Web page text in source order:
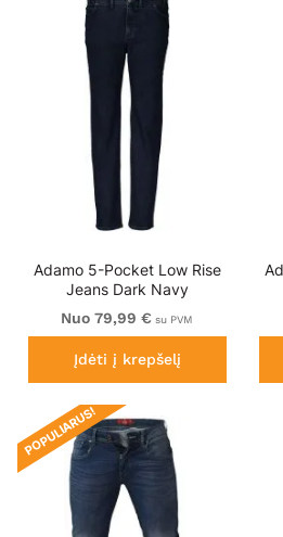
Adamo 5-Pocket Low Rise
Jeans Dark Navy
Nuo 79,99 € su PVM
Įdėti į krepšelį
POPULIARUS!